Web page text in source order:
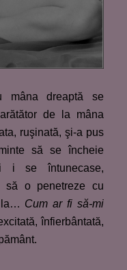
mâna dreaptă se
de la mâna
ruşinată, şi-a pus
să se încheie
i se întunecase,
să o penetreze cu
la… Cum ar fi să-mi
înfierbântată,